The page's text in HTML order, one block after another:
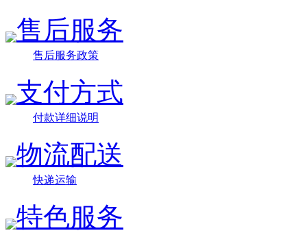
售后服务
售后服务政策
支付方式
付款详细说明
物流配送
快递运输
特色服务